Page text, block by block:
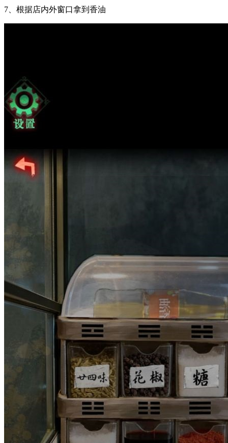
7、根据店内外窗口拿到香油